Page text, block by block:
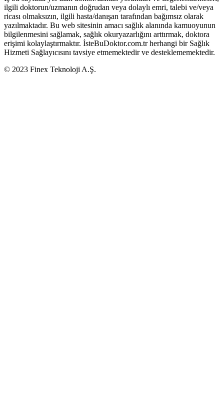
ilgili doktorun/uzmanın doğrudan veya dolaylı emri, talebi ve/veya
ricası olmaksızın, ilgili hasta/danışan tarafından bağımsız olarak
yazılmaktadır. Bu web sitesinin amacı sağlık alanında kamuoyunun
bilgilenmesini sağlamak, sağlık okuryazarlığını arttırmak, doktora
erişimi kolaylaştırmaktır. İsteBuDoktor.com.tr herhangi bir Sağlık
Hizmeti Sağlayıcısını tavsiye etmemektedir ve desteklememektedir.
© 2023 Finex Teknoloji A.Ş.